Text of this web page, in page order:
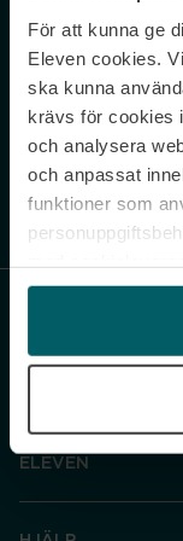
För att kunna ge
Eleven cookies.
ska kunna
krävs för cookies
och analysera
och anpassat
funktioner som
och gå vidare”
under
cookies. Du kan
Never
Sign up
Genom att
ELEVEN